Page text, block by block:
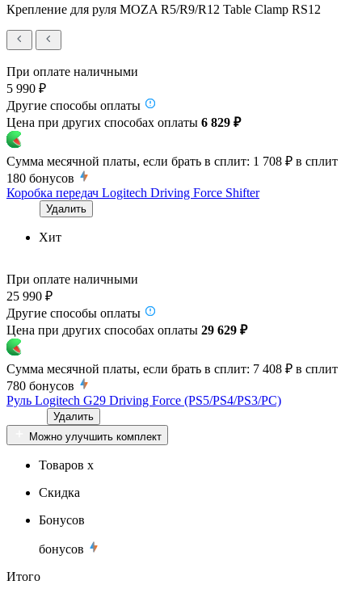
Крепление для руля MOZA R5/R9/R12 Table Clamp RS12
При оплате наличными
5 990 ₽
Другие способы оплаты
Цена при других способах оплаты 6 829 ₽
Сумма месячной платы, если брать в сплит: 1 708 ₽ в сплит
180 бонусов
Коробка передач Logitech Driving Force Shifter
Удалить
Хит
При оплате наличными
25 990 ₽
Другие способы оплаты
Цена при других способах оплаты 29 629 ₽
Сумма месячной платы, если брать в сплит: 7 408 ₽ в сплит
780 бонусов
Руль Logitech G29 Driving Force (PS5/PS4/PS3/PC)
Удалить
Можно улучшить комплект
Товаров x
Скидка
Бонусов
бонусов
Итого